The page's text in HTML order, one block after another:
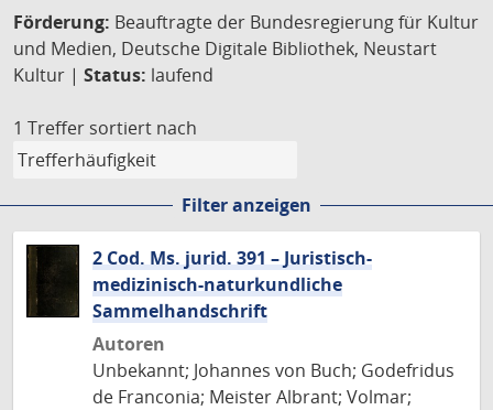
Förderung: Beauftragte der Bundesregierung für Kultur
und Medien, Deutsche Digitale Bibliothek, Neustart
Kultur | Status: laufend
1 Treffer sortiert nach
Filter anzeigen
2 Cod. Ms. jurid. 391 – Juristisch-
medizinisch-naturkundliche
Sammelhandschrift
Autoren
Unbekannt; Johannes von Buch; Godefridus
de Franconia; Meister Albrant; Volmar;